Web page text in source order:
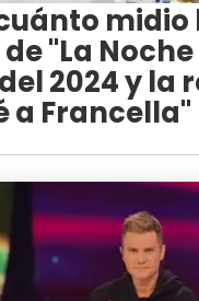
"La
2024 y la
a Francella"